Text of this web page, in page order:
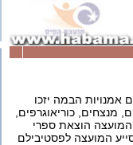
אמנויות הבמה יזכו
מנצחים, כוריאוגרפים,
הוצאת ספרי
המועצה לפסטיבילם